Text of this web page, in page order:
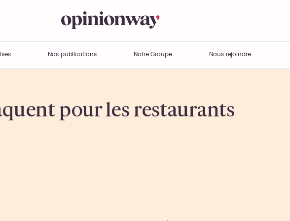
Nos publications Notre Groupe Nous rejoindre
pour les restaurants